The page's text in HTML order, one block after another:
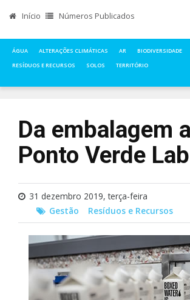
Início Números Publicados
ÁGUA ALTERAÇÕES CLIMÁTICAS AR BIODIVERSIDADE
RESÍDUOS E RECURSOS
SOLOS TERRITÓRIO
DA EMBALAGEM AO
Da embalagem
Ponto Verde Lab
31 dezembro 2019, terça-feira
Gestão
Resíduos e Recursos